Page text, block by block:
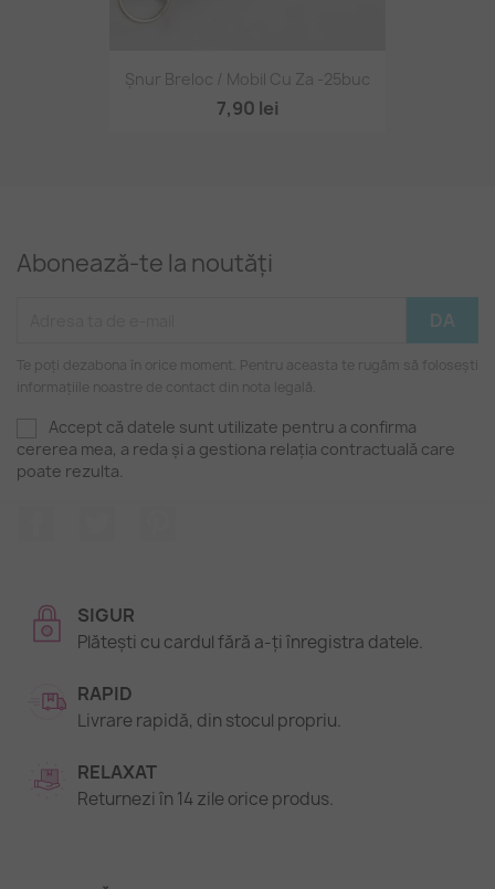
Șnur Breloc / Mobil Cu Za -25buc
7,90 lei
Abonează-te la noutăți
Te poți dezabona în orice moment. Pentru aceasta te rugăm să folosești
informațiile noastre de contact din nota legală.
Accept că datele sunt utilizate pentru a confirma
cererea mea, a reda și a gestiona relația contractuală care
poate rezulta.
SIGUR
Plătești cu cardul fără a-ți înregistra datele.
RAPID
Livrare rapidă, din stocul propriu.
RELAXAT
Returnezi în 14 zile orice produs.